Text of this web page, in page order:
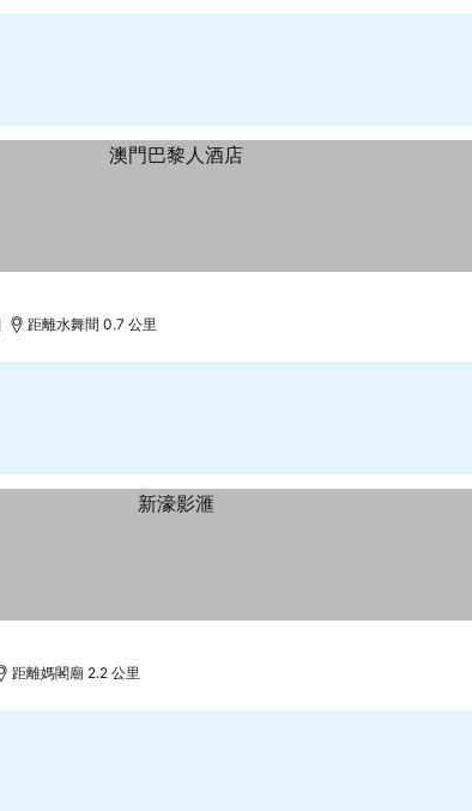
距離水舞間 0.7 公里
距離媽閣廟 2.2 公里